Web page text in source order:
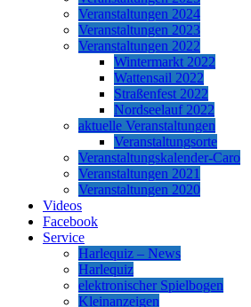
Veranstaltungen 2024
Veranstaltungen 2023
Veranstaltungen 2022
Wintermarkt 2022
Wattensail 2022
Straßenfest 2022
Nordseelauf 2022
aktuelle Veranstaltungen
Veranstaltungsorte
Veranstaltungskalender-Caro
Veranstaltungen 2021
Veranstaltungen 2020
Videos
Facebook
Service
Harlequiz – News
Harlequiz
elektronischer Spielbogen
Kleinanzeigen